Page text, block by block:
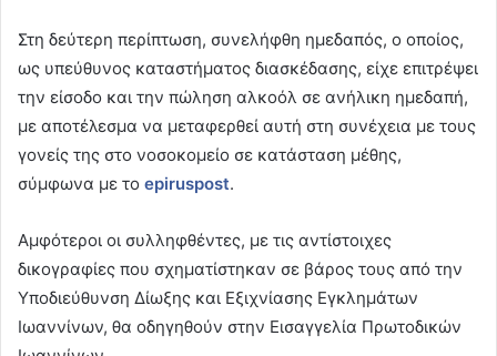
Στη δεύτερη περίπτωση, συνελήφθη ημεδαπός, ο οποίος,
ως υπεύθυνος καταστήματος διασκέδασης, είχε επιτρέψει
την είσοδο και την πώληση αλκοόλ σε ανήλικη ημεδαπή,
με αποτέλεσμα να μεταφερθεί αυτή στη συνέχεια με τους
γονείς της στο νοσοκομείο σε κατάσταση μέθης,
σύμφωνα με το epiruspost.
Αμφότεροι οι συλληφθέντες, με τις αντίστοιχες
δικογραφίες που σχηματίστηκαν σε βάρος τους από την
Υποδιεύθυνση Δίωξης και Εξιχνίασης Εγκλημάτων
Ιωαννίνων, θα οδηγηθούν στην Εισαγγελία Πρωτοδικών